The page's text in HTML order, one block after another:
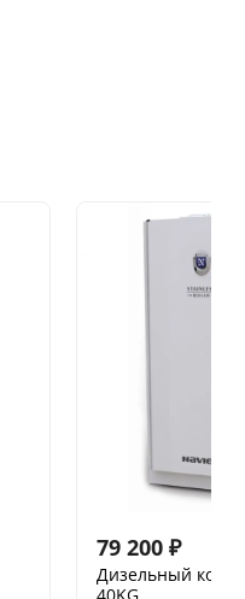
79 200 ₽
Дизельный